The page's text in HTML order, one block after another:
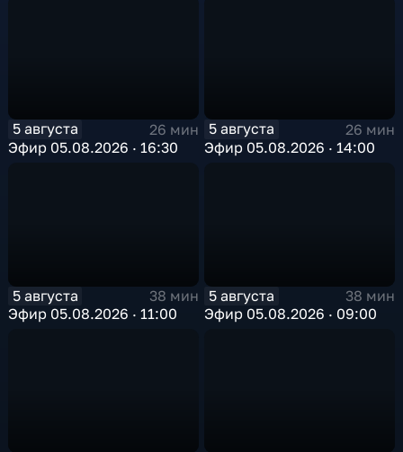
5 августа
26 мин
Эфир 05.08.2026 · 16:30
5 августа
26 мин
Эфир 05.08.2026 · 14:00
5 августа
38 мин
Эфир 05.08.2026 · 11:00
5 августа
38 мин
Эфир 05.08.2026 · 09:00